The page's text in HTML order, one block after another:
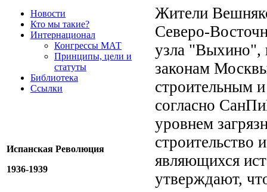
Новости
Кто мы такие?
Интернационал
Конгрессы МАТ
Принципы, цели и
статуты
Библиотека
Ссылки
Испанская Революция
1936-1939
Жители
Северо-
узла "Выхино",
законам
строительным
согласно
уровнем
строительство
являющихся
утверждают,